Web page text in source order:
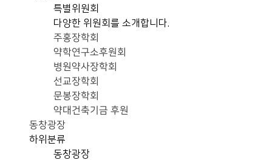
특별위원회
다양한 위원회를 소개합니다.
주홍장학회
약학연구소후원회
병원약사장학회
선교장학회
문봉장학회
약대건축기금 후원
동창광장
하위분류
동창광장